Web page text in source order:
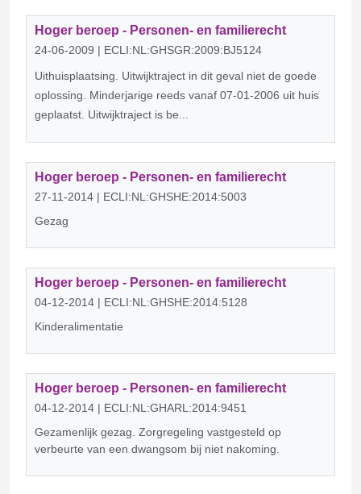
Hoger beroep - Personen- en familierecht
24-06-2009 | ECLI:NL:GHSGR:2009:BJ5124
Uithuisplaatsing. Uitwijktraject in dit geval niet de goede
oplossing. Minderjarige reeds vanaf 07-01-2006 uit huis
geplaatst. Uitwijktraject is be...
Hoger beroep - Personen- en familierecht
27-11-2014 | ECLI:NL:GHSHE:2014:5003
Gezag
Hoger beroep - Personen- en familierecht
04-12-2014 | ECLI:NL:GHSHE:2014:5128
Kinderalimentatie
Hoger beroep - Personen- en familierecht
04-12-2014 | ECLI:NL:GHARL:2014:9451
Gezamenlijk gezag. Zorgregeling vastgesteld op
verbeurte van een dwangsom bij niet nakoming.